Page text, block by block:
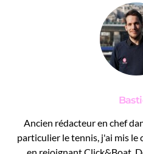
Ancien rédacteur en chef
particulier le tennis, j'ai mis le